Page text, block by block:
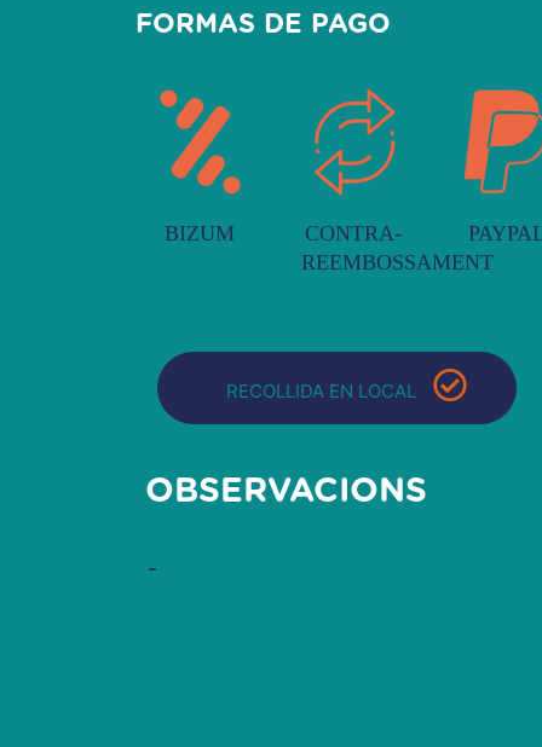
FORMAS DE PAGO
BIZUM
CONTRA-
REEMBOSSAMENT
RECOLLIDA EN LOCAL
OBSERVACIONS
-